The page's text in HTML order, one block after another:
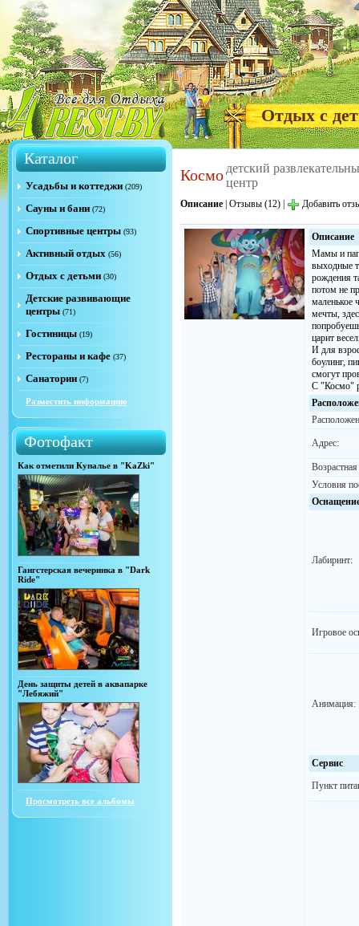
Отдых с
Каталог
Усадьбы и коттеджи (209)
Сауны и бани (72)
Спортивные центры (93)
Активный отдых (56)
Отдых с детьми (30)
Детские развивающие
центры (71)
Гостиницы (19)
Рестораны и кафе (37)
Санатории (7)
Разместить информацию
Фотофакт
Как отметили Купалье в "KaZki"
Гангстерская вечеринка в "Dark
Ride"
День защиты детей в аквапарке
"Лебяжий"
Просмотреть все альбомы
Космо детский
центр
Описание Отзывы (12) Добавить
Описание
Мамы и
выходные
рождения
потом не
маленькое
мечты,
царит
И для
боулинг,
смогут
С "Космо"
Адрес:
Условия
Лабиринт:
Игровое
Анимация:
Сервис
Пункт